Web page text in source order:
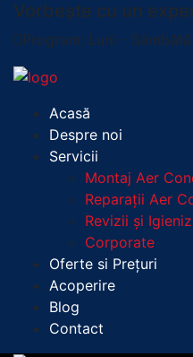
Vorbește cu un
Program: Luni -
Acasă
Despre noi
Servicii
Montaj Aer
Reparații Aer
Revizii și
Corporate
Oferte si Prețuri
Acoperire
Blog
Contact